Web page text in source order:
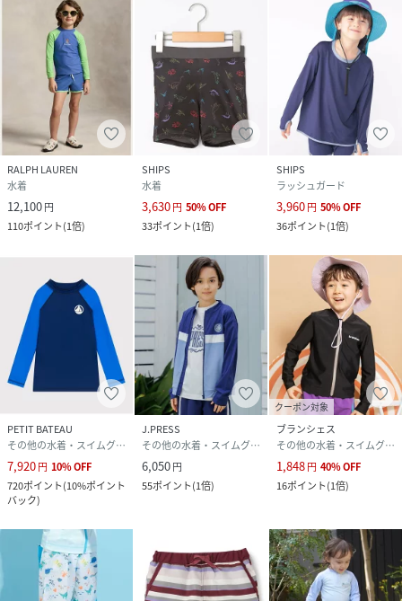
RALPH LAUREN
水着
12,100円
110ポイント(1倍)
SHIPS
水着
3,630円 50%OFF
33ポイント(1倍)
SHIPS
ラッシュガード
3,960円 50%OFF
36ポイント(1倍)
PETIT BATEAU
その他の水着・スイムグッズ
7,920円 10%OFF
720ポイント(10%ポイント
バック)
J.PRESS
その他の水着・スイムグッズ
6,050円
55ポイント(1倍)
クーポン対象
ブランシェス
その他の水着・スイムグッズ
1,848円 40%OFF
16ポイント(1倍)